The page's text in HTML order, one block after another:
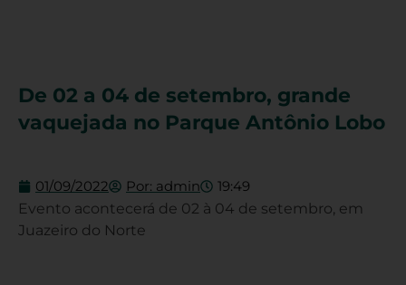
De 02 a 04 de setembro, grande
vaquejada no Parque Antônio Lobo
01/09/2022 Por: admin 19:49
Evento acontecerá de 02 à 04 de setembro, em
Juazeiro do Norte